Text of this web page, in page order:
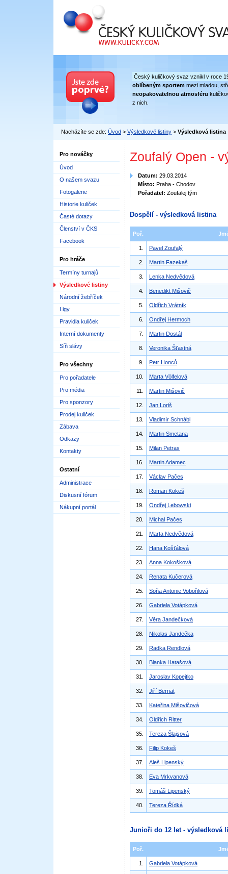
Český kuličkový svaz
Český kuličkový svaz vznikl v roce
oblíbeným sportem mezi mladou,
neopakovatelnou atmosféru
z nich.
Nacházíte se zde: Úvod > Výsledkové listiny > Výsledková listina
Pro nováčky
Úvod
O našem svazu
Fotogalerie
Historie kuliček
Časté dotazy
Členství v ČKS
Facebook
Pro hráče
Termíny turnajů
Výsledkové listiny
Národní žebříček
Ligy
Pravidla kuliček
Interní dokumenty
Síň slávy
Pro všechny
Pro pořadatele
Pro média
Pro sponzory
Prodej kuliček
Zábava
Odkazy
Kontakty
Ostatní
Administrace
Diskusní fórum
Nákupní portál
Zoufalý Open -
Datum: 29.03.2014
Místo: Praha - Chodov
Pořadatel: Zoufalej tým
Dospělí - výsledková listina
Poř.
1. Pavel Zoufalý
2. Martin Fazekaš
3. Lenka Nedvědová
4. Benedikt Mišovič
5. Oldřich Vrátník
6. Ondřej Hermoch
7. Martin Dostál
8. Veronika Šťastná
9. Petr Honců
10. Marta Völfelová
11. Martin Mišovič
12. Jan Loriš
13. Vladimír Schnábl
14. Martin Smetana
15. Milan Petras
16. Martin Adamec
17. Václav Pačes
18. Roman Kokeš
19. Ondřej Lebowski
20. Michal Pačes
21. Marta Nedvědová
22. Hana Košťálová
23. Anna Kokošková
24. Renata Kučerová
25. Soňa Antonie Vobořilová
26. Gabriela Votápková
27. Věra Jandečková
28. Nikolas Jandečka
29. Radka Rendlová
30. Blanka Hatašová
31. Jaroslav Kopejtko
32. Jiří Bernat
33. Kateřina Mišovičová
34. Oldřich Ritter
35. Tereza Šlajsová
36. Filip Kokeš
37. Aleš Lipenský
38. Eva Mrkvanová
39. Tomáš Lipenský
40. Tereza Řídká
Junioři do 12 let - výsledková
Poř.
1. Gabriela Votápková